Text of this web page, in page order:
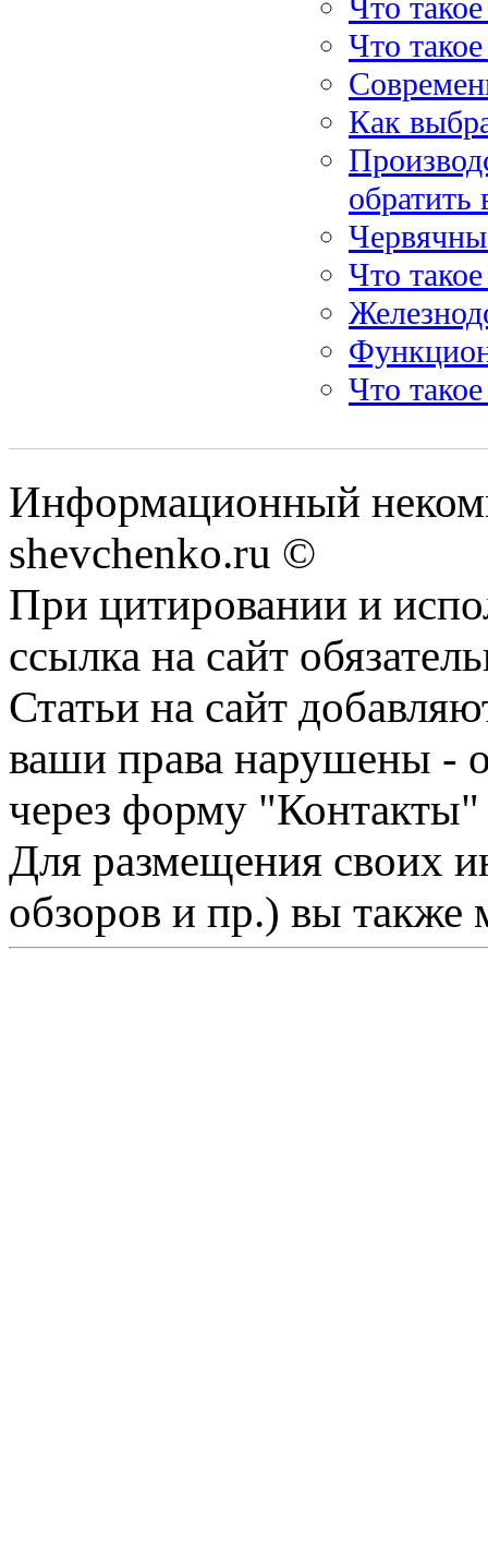
Что
Что
Как
обратить
Что
Что
Информационный
shevchenko.ru ©
При цитировании и
ссылка на сайт
Статьи на сайт
ваши права нарушены -
через форму "Контакты"
Для размещения своих
обзоров и пр.) вы также